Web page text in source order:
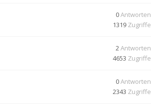
0Antworten
1319 Zugriffe
2Antworten
4653 Zugriffe
0Antworten
2343 Zugriffe